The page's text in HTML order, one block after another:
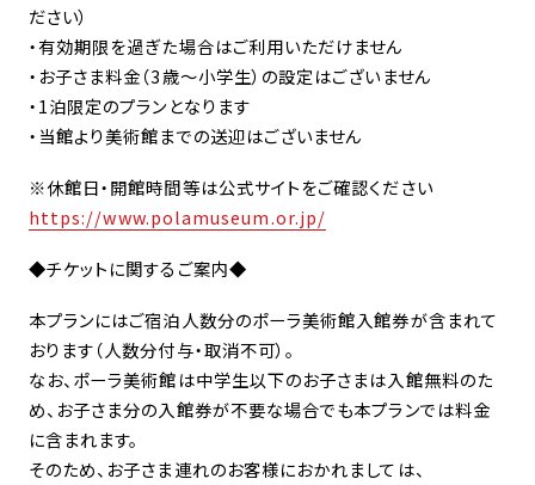
ださい）
・有効期限を過ぎた場合はご利用いただけません
・お子さま料金（3歳～小学生）の設定はございません
・1泊限定のプランとなります
・当館より美術館までの送迎はございません
※休館日・開館時間等は公式サイトをご確認ください
https://www.polamuseum.or.jp/
◆チケットに関するご案内◆
本プランにはご宿泊人数分のポーラ美術館入館券が含まれて
おります（人数分付与・取消不可）。
なお、ポーラ美術館は中学生以下のお子さまは入館無料のた
め、お子さま分の入館券が不要な場合でも本プランでは料金
に含まれます。
そのため、お子さま連れのお客様におかれましては、